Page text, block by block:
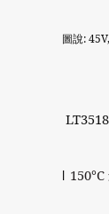
圖說:
l 150°C